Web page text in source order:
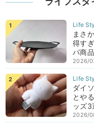
まさ
得す
パ商
2026/
ダイ
とや
ッズ3
2026/